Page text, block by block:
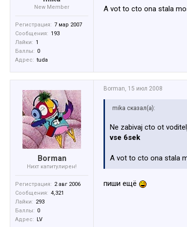
New Member
Регистрация: 7 мар 2007
Сообщения: 193
Лайки: 1
Баллы: 0
Адрес: tuda
A vot to cto ona stala
Borman
Нихт капитулирен!
Регистрация: 2 авг 2006
Сообщения: 4,321
Лайки: 293
Баллы: 0
Адрес:
LV
Borman, 15 июл 2008
mika сказал(а):
Ne zabivaj cto ot
vse 6sek
A vot to cto ona stala
пиши ещё